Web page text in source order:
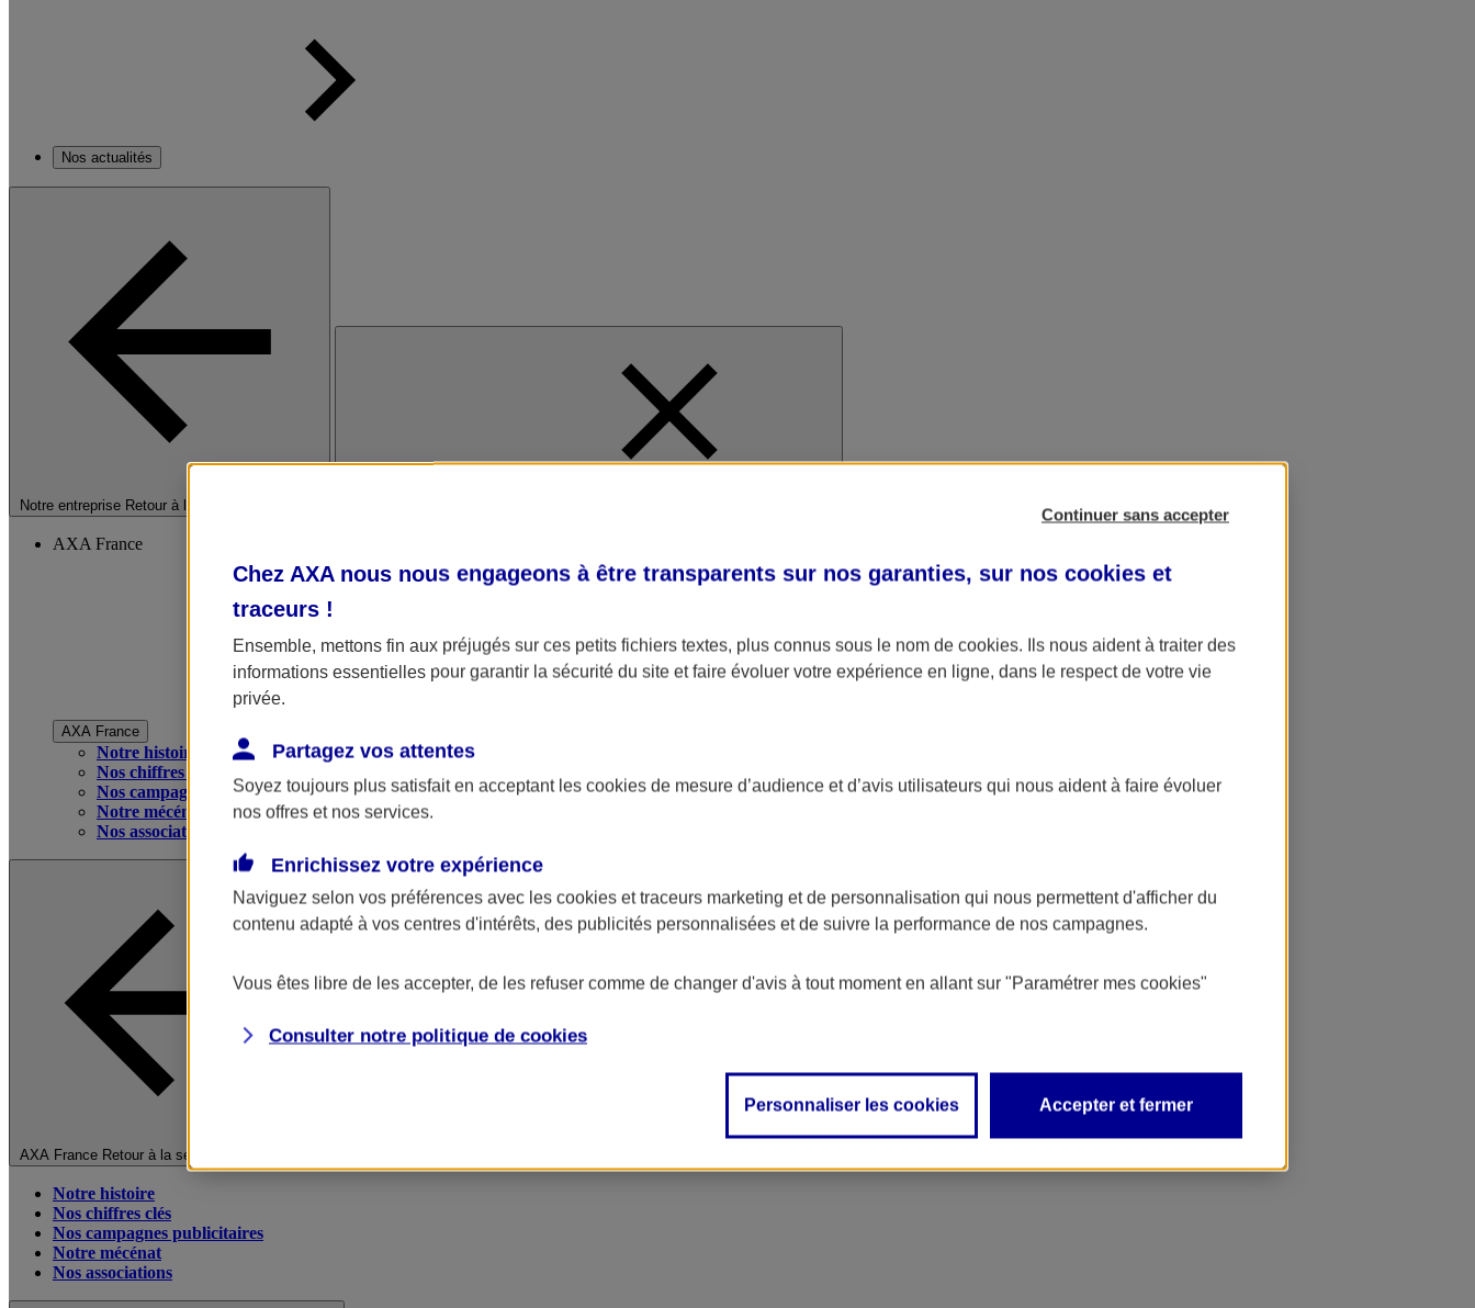
Nos actualités
Notre entreprise Retour à la section précédente
AXA France
AXA France
Notre histoire
Nos chiffres clés
Nos campagnes publicitaires
Notre mécénat
Nos associations
AXA France Retour à la section précédente
Notre histoire
Nos chiffres clés
Nos campagnes publicitaires
Notre mécénat
Nos associations
Continuer sans accepter
Chez AXA nous nous engageons à être transparents sur nos garanties, sur nos cookies et
traceurs !
Ensemble, mettons fin aux préjugés sur ces petits fichiers textes, plus connus sous le nom de cookies. Ils nous aident à traiter des
informations essentielles pour garantir la sécurité du site et faire évoluer votre expérience en ligne, dans le respect de votre vie
privée.
Partagez vos attentes
Soyez toujours plus satisfait en acceptant les cookies de mesure d’audience et d’avis utilisateurs qui nous aident à faire évoluer
nos offres et nos services.
Enrichissez votre expérience
Naviguez selon vos préférences avec les cookies et traceurs marketing et de personnalisation qui nous permettent d'afficher du
contenu adapté à vos centres d'intérêts, des publicités personnalisées et de suivre la performance de nos campagnes.
Vous êtes libre de les accepter, de les refuser comme de changer d'avis à tout moment en allant sur "Paramétrer mes cookies"
Consulter notre politique de cookies
Personnaliser les cookies Accepter et fermer